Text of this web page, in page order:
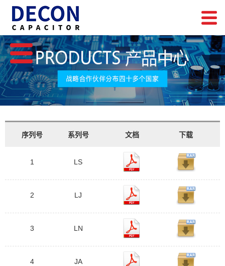
序列号 系列号 文档 下载
1 LS
2 LJ
3 LN
4 JA